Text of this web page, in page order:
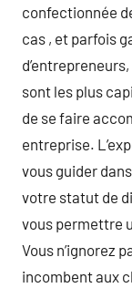
confectionnée
cas , et parfois
sont les plus
de se faire
entreprise.
vous guider
votre statut de
vous permettre
Vous n’ignorez
incombent aux